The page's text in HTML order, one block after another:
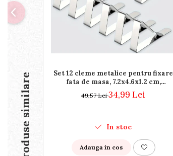
Produse similare
Set 12 cleme metalice pentru fixare
fata de masa, 7.2x4.6x1.2 cm,
accesoriu Horeca, pentru
restaurante, cafenele, terase,
49,57 Lei34,99 Lei
In stoc
Adauga in cos